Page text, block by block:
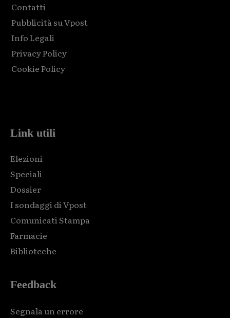
Contatti
Pubblicità su Vpost
Info Legali
Privacy Policy
Cookie Policy
Link utili
Elezioni
Speciali
Dossier
I sondaggi di Vpost
Comunicati Stampa
Farmacie
Biblioteche
Feedback
Segnala un errore